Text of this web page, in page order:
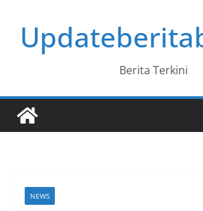
content
Berita Terkini
NEWS